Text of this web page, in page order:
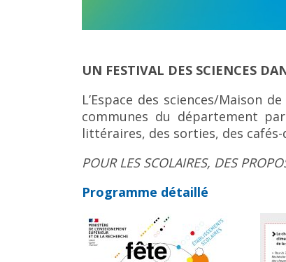
UN FESTIVAL DES SCIENCES
L’Espace des sciences/Maison
communes du département
littéraires, des sorties, des
POUR LES SCOLAIRES, DES
Programme détaillé